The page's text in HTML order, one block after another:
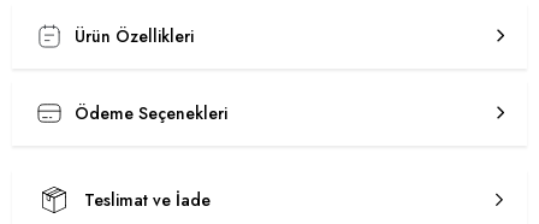
Ürün Özellikleri
Ödeme Seçenekleri
Teslimat ve İade